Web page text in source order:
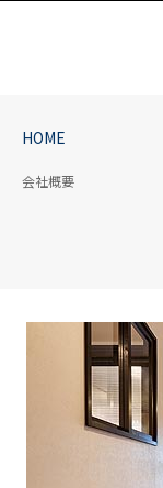
HOME
会社概要